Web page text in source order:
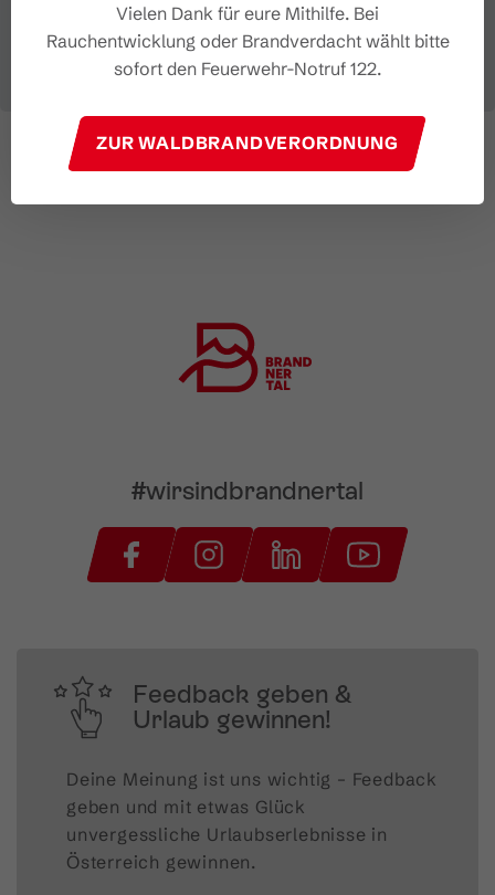
#wirsindbrandnertal
Feedback geben &
Urlaub gewinnen!
Deine Meinung ist uns wichtig – Feedback
geben und mit etwas Glück
unvergessliche Urlaubserlebnisse in
Österreich gewinnen.
Vielen Dank für eure Mithilfe. Bei
Rauchentwicklung oder Brandverdacht wählt bitte
sofort den Feuerwehr-Notruf 122.
ZUR WALDBRANDVERORDNUNG